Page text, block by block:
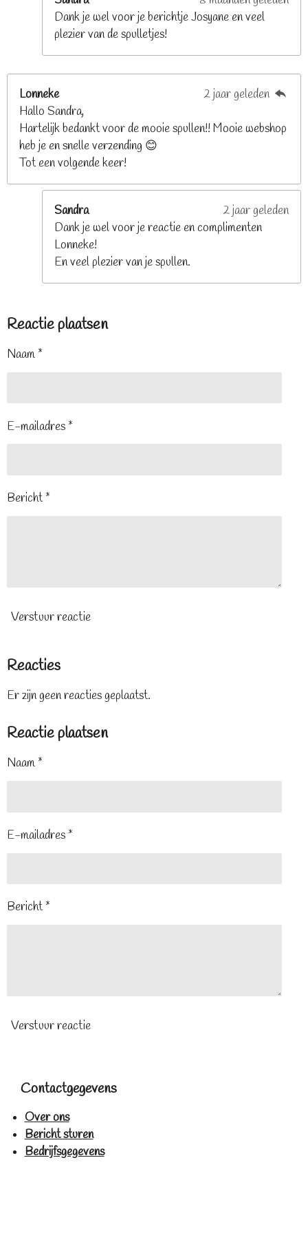
Dank je wel voor je berichtje Josyane en veel
plezier van de spulletjes!
Lonneke
2 jaar geleden
Hallo Sandra,
Hartelijk bedankt voor de mooie spullen!! Mooie webshop
heb je en snelle verzending 😊
Tot een volgende keer!
Sandra
2 jaar geleden
Dank je wel voor je reactie en complimenten
Lonneke!
En veel plezier van je spullen.
Reactie plaatsen
Naam *
E-mailadres *
Bericht *
Verstuur reactie
Reacties
Er zijn geen reacties geplaatst.
Reactie plaatsen
Naam *
E-mailadres *
Bericht *
Verstuur reactie
Contactgegevens
Over ons
Bericht sturen
Bedrijfsgegevens